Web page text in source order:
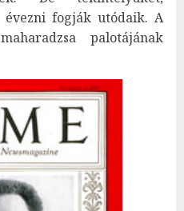
fogják utódaik. A
palotájának